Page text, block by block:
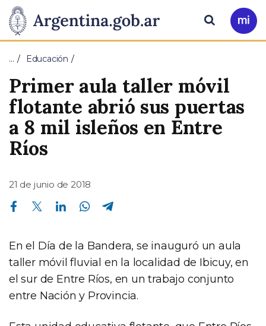
Presidencia
de
la
Nación
Pasar al contenido principal
Ir
a
Buscar
… Educación
Primer aula taller móvil
flotante abrió sus puertas
a 8 mil isleños en Entre
Ríos
21 de junio de 2018
Compartir en Facebook Compartir en Twitter Compartir en Linkedin Compartir en Whatsapp
En el Día de la Bandera, se inauguró un aula
taller móvil fluvial en la localidad de Ibicuy, en
el sur de Entre Ríos, en un trabajo conjunto
entre Nación y Provincia.